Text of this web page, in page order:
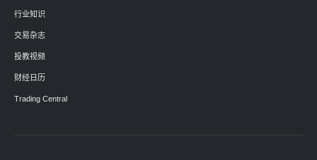
行业知识
交易杂志
投教视频
财经日历
Trading Central